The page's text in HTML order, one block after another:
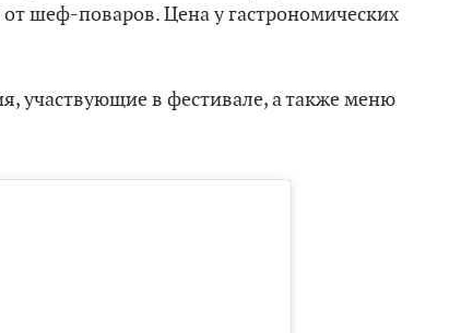
от шеф-поваров. Цена у гастрономических
участвующие в фестивале, а также меню